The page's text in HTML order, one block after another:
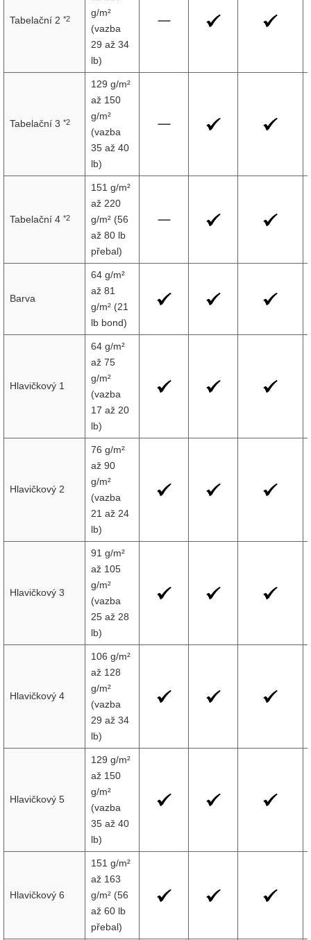
Tabelační 2 *2
g/m²
(vazba
29 až 34
lb)
Tabelační 3 *2
129 g/m²
až 150
g/m²
(vazba
35 až 40
lb)
Tabelační 4 *2
151 g/m²
až 220
g/m² (56
až 80 lb
přebal)
Barva
64 g/m²
až 81
g/m² (21
lb bond)
Hlavičkový 1
64 g/m²
až 75
g/m²
(vazba
17 až 20
lb)
Hlavičkový 2
76 g/m²
až 90
g/m²
(vazba
21 až 24
lb)
Hlavičkový 3
91 g/m²
až 105
g/m²
(vazba
25 až 28
lb)
Hlavičkový 4
106 g/m²
až 128
g/m²
(vazba
29 až 34
lb)
Hlavičkový 5
129 g/m²
až 150
g/m²
(vazba
35 až 40
lb)
Hlavičkový 6
151 g/m²
až 163
g/m² (56
až 60 lb
přebal)